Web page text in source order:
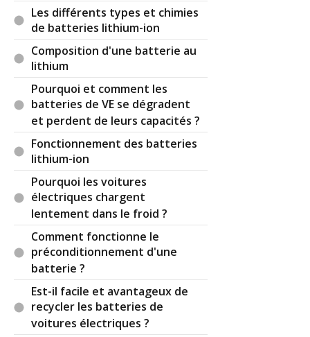
Les différents types et chimies
de batteries lithium-ion
Composition d'une batterie au
lithium
Pourquoi et comment les
batteries de VE se dégradent
et perdent de leurs capacités ?
Fonctionnement des batteries
lithium-ion
Pourquoi les voitures
électriques chargent
lentement dans le froid ?
Comment fonctionne le
préconditionnement d'une
batterie ?
Est-il facile et avantageux de
recycler les batteries de
voitures électriques ?